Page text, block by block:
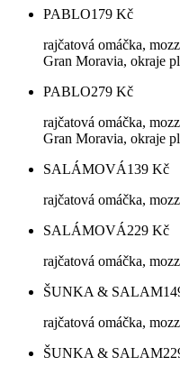
PABLO179 Kč
rajčatová omáčka,
Gran Moravia, okraje
PABLO279 Kč
rajčatová omáčka,
Gran Moravia, okraje
SALÁMOVÁ139 Kč
rajčatová omáčka,
SALÁMOVÁ229 Kč
rajčatová omáčka,
ŠUNKA & SALAM
rajčatová omáčka,
ŠUNKA & SALAM